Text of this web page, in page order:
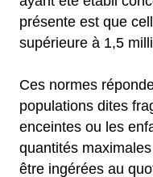
présente est que
supérieure à 1,5
Ces normes
populations dites
enceintes ou les
quantités
être ingérées au